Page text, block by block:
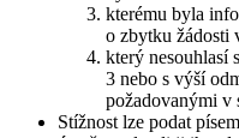
kterému byla
o zbytku žádosti
který nesouhlasí
3 nebo s výší
požadovanými v
Stížnost lze podat